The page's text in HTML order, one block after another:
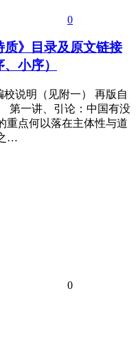
0
》目录及原文链接
小序）
校说明（见附一） 再版自
第一讲、引论：中国有没
重点何以落在主体性与道
…
0